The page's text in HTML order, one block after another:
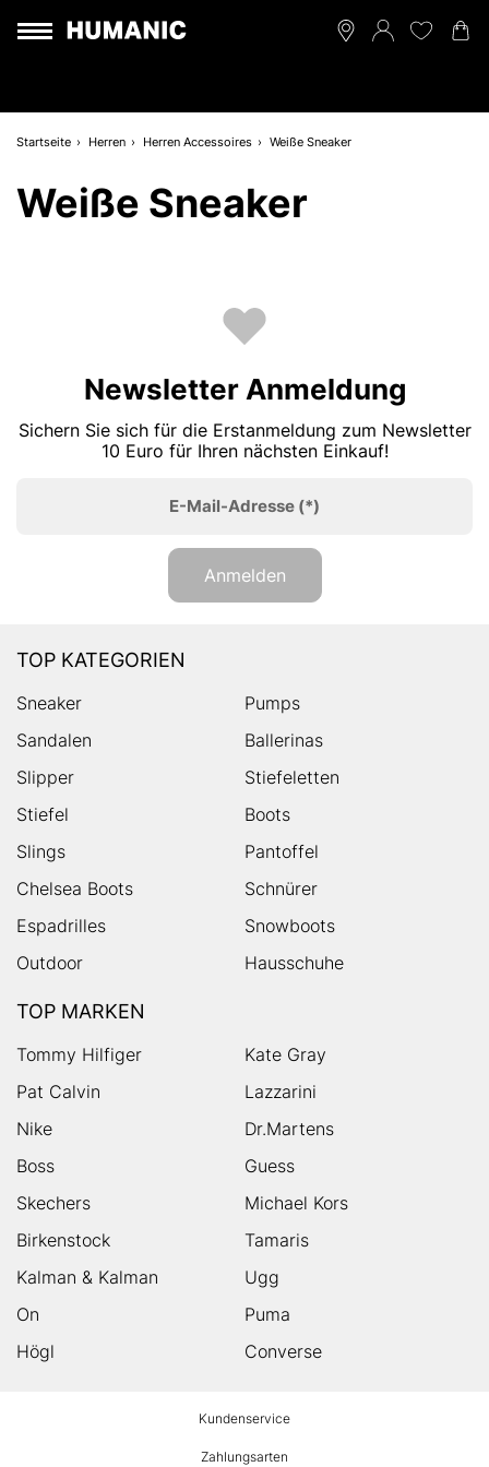
Startseite Herren Herren Accessoires Weiße Sneaker
Weiße Sneaker
Newsletter Anmeldung
Sichern Sie sich für die Erstanmeldung zum Newsletter
10 Euro für Ihren nächsten Einkauf!
E-Mail-Adresse (*)
Anmelden
TOP KATEGORIEN
Sneaker
Pumps
Sandalen
Ballerinas
Slipper
Stiefeletten
Stiefel
Boots
Slings
Pantoffel
Chelsea Boots
Schnürer
Espadrilles
Snowboots
Outdoor
Hausschuhe
TOP MARKEN
Tommy Hilfiger
Kate Gray
Pat Calvin
Lazzarini
Nike
Dr.Martens
Boss
Guess
Skechers
Michael Kors
Birkenstock
Tamaris
Kalman & Kalman
Ugg
On
Puma
Högl
Converse
Kundenservice
Zahlungsarten